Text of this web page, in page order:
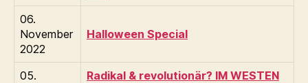
06.
November
2022
Halloween Special
05.
Radikal & revolutionär? IM WESTEN